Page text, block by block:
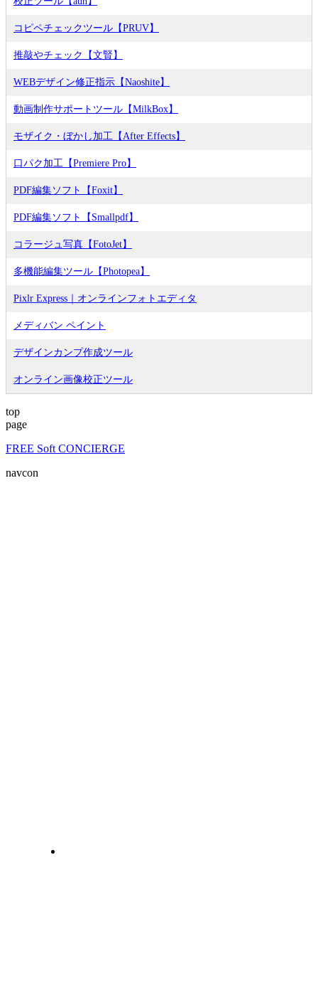
コピペチェックツール【PRUV】
推敲やチェック【文賢】
WEBデザイン修正指示【Naoshite】
動画制作サポートツール【MilkBox】
モザイク・ぼかし加工【After Effects】
口パク加工【Premiere Pro】
PDF編集ソフト【Foxit】
PDF編集ソフト【Smallpdf】
コラージュ写真【FotoJet】
多機能編集ツール【Photopea】
Pixlr Express｜オンラインフォトエディタ
メディバン ペイント
デザインカンプ作成ツール
オンライン画像校正ツール
top
page
FREE Soft CONCIERGE
navcon